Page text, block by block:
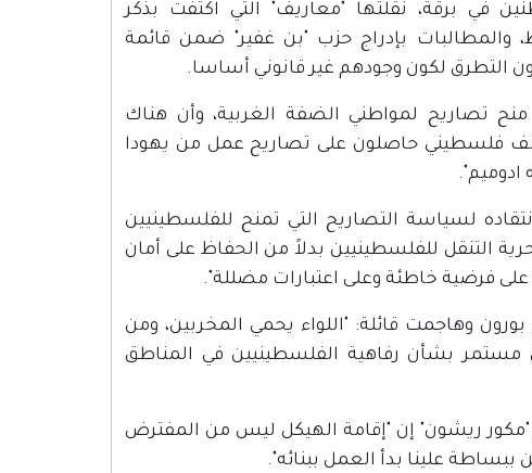
في برقة، نقلتها "معاريف" التي اكتفت بذكر
والمطالبات بإدراج حزب "بن غفير" ضمن قائمة
التطرق لكون وجودهم غير قانوني أساسا.
الإسرائيلي، منح تصاريح لمواطني الضفة الغربية، وأن هناك
ممنوحة للفلسطينيين يجب وقفها، مدعية أن "50 ألف فلسطيني حاصلون على تصاريح عمل من يهودا
لسياسة التصاريح التي تمنح للفلسطينيين
التنقل للفلسطينيين بدلاً من الحفاظ على أمان
على فرضية خاطئة وعلى اعتبارات مضللة".
وهاجمت قائلة: "اللواء يحمي المخربين، ومن
بشأن رفاهية الفلسطينيين في المناطق
"مكور ريشون" إن "إقامة الهيكل ليس من المفترض
ببساطة علينا بدأ العمل ببنائه".